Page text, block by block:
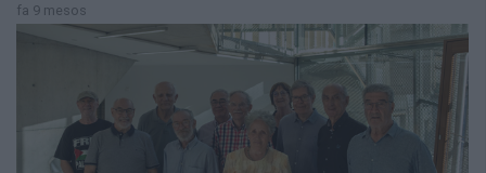
fa 9 mesos